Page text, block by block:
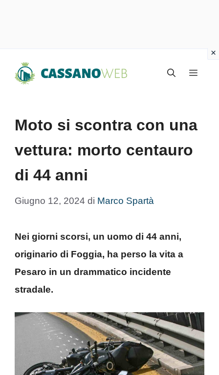
Menu
Moto si scontra con una
vettura: morto centauro
di 44 anni
Giugno 12, 2024 di Marco Spartà
Nei giorni scorsi, un uomo di 44 anni,
originario di Foggia, ha perso la vita a
Pesaro in un drammatico incidente
stradale.